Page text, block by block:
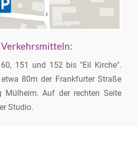
151 und 152 bis "Eil Kirche".
80m der Frankfurter Straße
Mülheim. Auf der rechten Seite
Studio.